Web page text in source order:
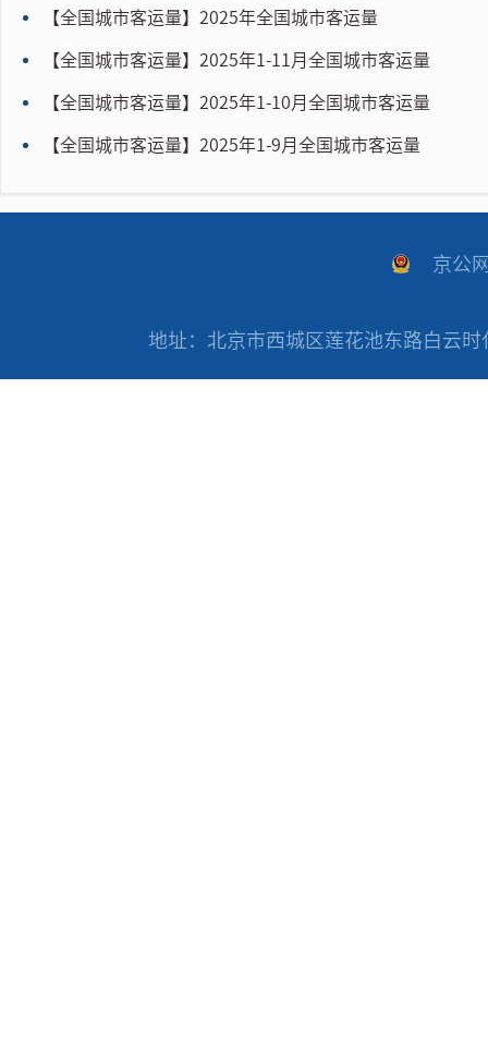
【全国城市客运量】2025年全国城市客运量
【全国城市客运量】2025年1-11月全国城市客运量
【全国城市客运量】2025年1-10月全国城市客运量
【全国城市客运量】2025年1-9月全国城市客运量
京公
地址：北京市西城区莲花池东路白云时